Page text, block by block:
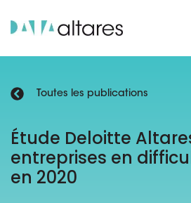
Nous contacter
Vos enjeux
Toutes les publications
Étude Deloitte
entreprises en
en 2020